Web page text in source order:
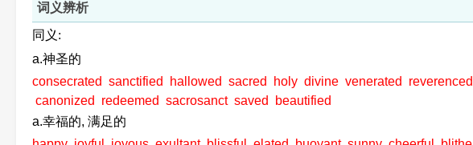
词义辨析
同义:
a.神圣的
consecrated sanctified hallowed sacred holy divine venerated reverenced
canonized
redeemed sacrosanct saved
beautified
a.幸福的, 满足的